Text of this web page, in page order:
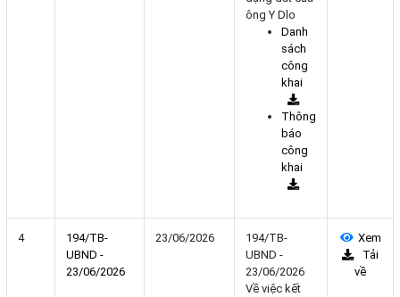
ông Y Dlo
Danh
sách
công
khai
Thông
báo
công
khai
4
194/TB-
UBND -
23/06/2026
23/06/2026
194/TB-
UBND -
23/06/2026
Về việc kết
Xem
Tải
về